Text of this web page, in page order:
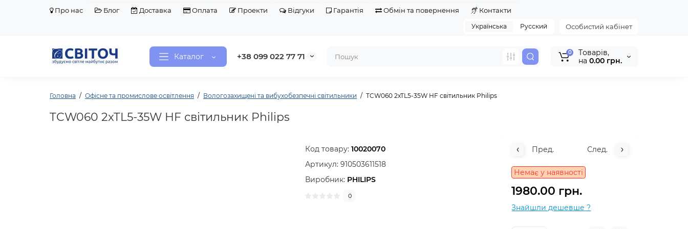
Про нас Блог Доставка Оплата Проекти Відгуки Гарантія Обмін та повернення
Контакти
Особистий кабінет
Українська Русский
Каталог +38 099 022 77 71 0
Tоварів,
на 0.00 грн.
Головна Офісне та промислове освітлення Вологозахищені та вибухобезпечні світильники TCW060 2xTL5-35W HF світильник Philips
TCW060 2xTL5-35W HF світильник Philips
Код товару:10020070
Артикул:910503611518
Виробник: PHILIPS
0
Пред. След.
Немає у наявності
1980.00 грн.
Знайшли дешевше ?